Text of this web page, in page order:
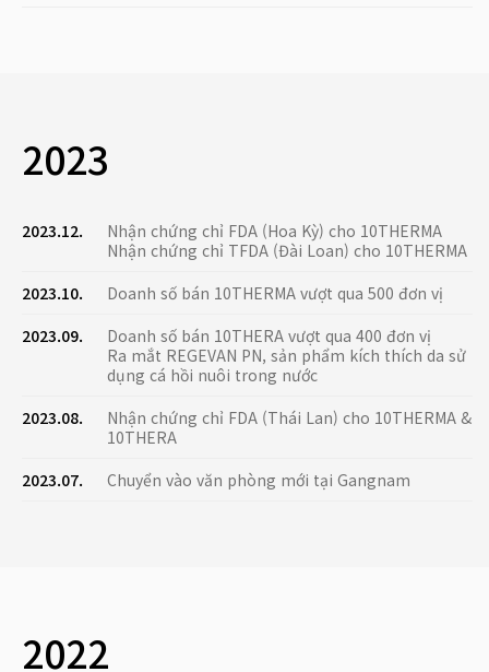
2023
2023.12.
Nhận chứng chỉ FDA (Hoa Kỳ) cho 10THERMA
Nhận chứng chỉ TFDA (Đài Loan) cho 10THERMA
2023.10.
Doanh số bán 10THERMA vượt qua 500 đơn vị
2023.09.
Doanh số bán 10THERA vượt qua 400 đơn vị
Ra mắt REGEVAN PN, sản phẩm kích thích da sử
dụng cá hồi nuôi trong nước
2023.08.
Nhận chứng chỉ FDA (Thái Lan) cho 10THERMA &
10THERA
2023.07.
Chuyển vào văn phòng mới tại Gangnam
2022